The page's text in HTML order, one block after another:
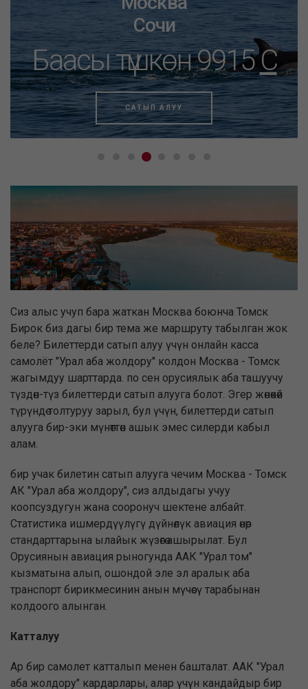
Сочи
Баасы түшкөн 9915C
САТЫП АЛУУ
Сиз алыс учуп бара жаткан Москва боюнча Томск
Бирок биз дагы бир тема же маршруту табылган жок
беле? Билеттерди сатып алуу үчүн онлайн касса
самолёт "Урал аба жолдору" колдон Москва - Томск
жагымдуу шарттарда. по сен орусиялык аба ташуучу
түздөн-түз билеттерди сатып алууга болот. Эгер жөнөкөй
түрүндө толтуруу зарыл, бул үчүн, билеттерди сатып
алууга бир-эки мүнөттөн ашык эмес силерди кабыл
алам.
бир учак билетин сатып алууга чечим Москва - Томск
АК "Урал аба жолдору", сиз алдыдагы учуу
коопсуздугун жана сооронуч шектене албайт.
Статистика ишмердүүлүгү дүйнөлүк авиация өнөр
стандарттарына ылайык жүзөгө ашырылат. Бул
Орусиянын авиация рыногунда ААК "Урал том"
кызматына алып, ошондой эле эл аралык аба
транспорт бирикмесинин анын мүчөсү тарабынан
колдоого алынган.
Катталуу
Ар бир самолет катталып менен башталат. ААК "Урал
аба жолдору" кардарлары, алар үчүн кандайдыр бир